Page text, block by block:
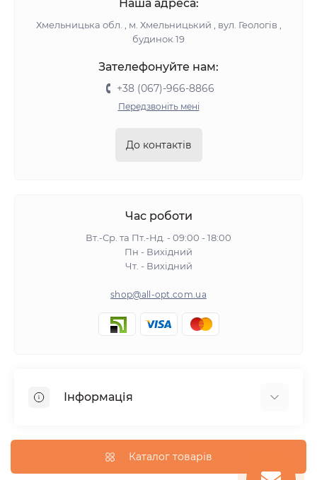
Наша адреса:
Хмельницька обл. , м. Хмельницький , вул. Геологів ,
будинок 19
Зателефонуйте нам:
+38 (067)-966-8866
Передзвоніть мені
До контактів
Час роботи
Вт.-Ср. та Пт.-Нд. - 09:00 - 18:00
Пн - Вихідний
Чт. - Вихідний
shop@all-opt.com.ua
Інформація
Оплата та доставка
Повернення та обмін
Каталог товарів